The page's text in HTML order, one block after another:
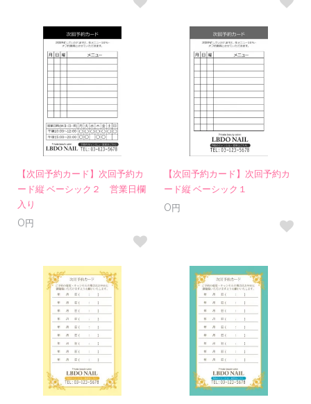
【次回予約カード】次回予約カ
ード縦 ベーシック２ 営業日欄
入り
0円
【次回予約カード】次回予約カ
ード縦 ベーシック１
0円